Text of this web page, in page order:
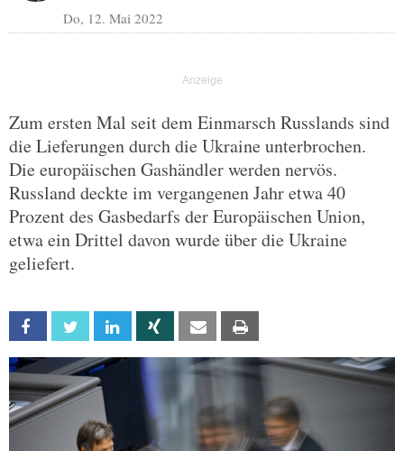
Do, 12. Mai 2022
Zum ersten Mal seit dem Einmarsch Russlands sind
die Lieferungen durch die Ukraine unterbrochen.
Die europäischen Gashändler werden nervös.
Russland deckte im vergangenen Jahr etwa 40
Prozent des Gasbedarfs der Europäischen Union,
etwa ein Drittel davon wurde über die Ukraine
geliefert.
Facebook Twitter Linkedin Xing Email